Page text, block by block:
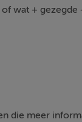
wat +
die meer